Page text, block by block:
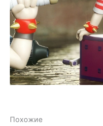
Похожие